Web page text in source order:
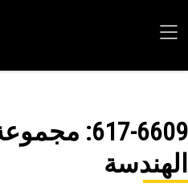
617-
: